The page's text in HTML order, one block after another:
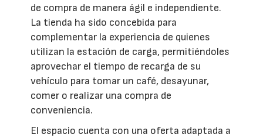
de compra de manera ágil e independiente.
La tienda ha sido concebida para
complementar la experiencia de quienes
utilizan la estación de carga, permitiéndoles
aprovechar el tiempo de recarga de su
vehículo para tomar un café, desayunar,
comer o realizar una compra de
conveniencia.
El espacio cuenta con una oferta adaptada a